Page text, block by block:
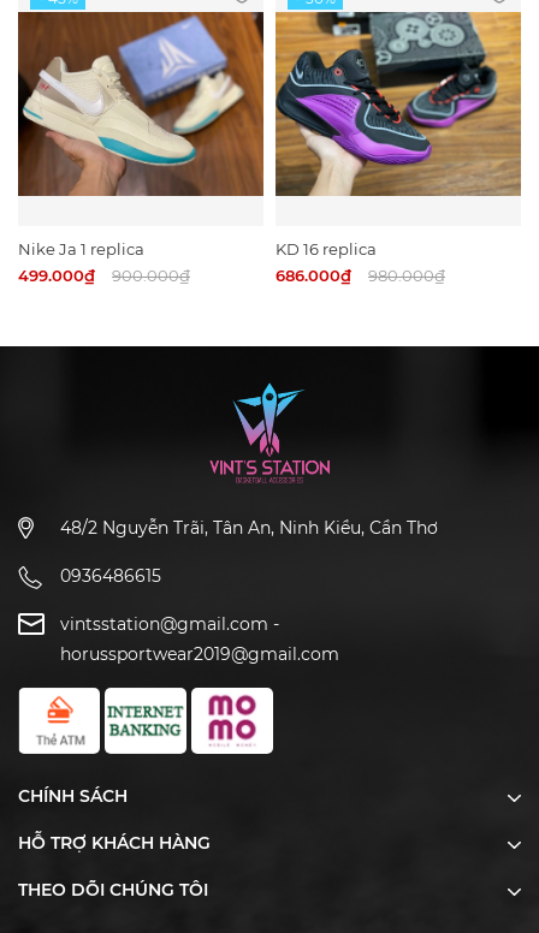
Nike Ja 1 replica
499.000₫
900.000₫
KD 16 replica
686.000₫
980.000₫
48/2 Nguyễn Trãi, Tân An, Ninh Kiều, Cần Thơ
0936486615
vintsstation@gmail.com -
horussportwear2019@gmail.com
CHÍNH SÁCH
HỖ TRỢ KHÁCH HÀNG
THEO DÕI CHÚNG TÔI